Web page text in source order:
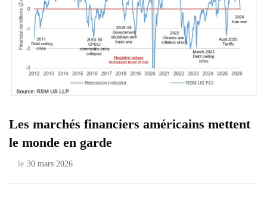
Les marchés financiers américains mettent
le monde en garde
le 30 mars 2026